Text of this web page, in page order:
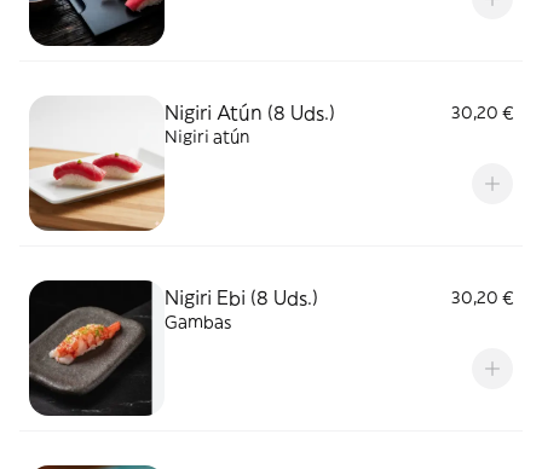
Nigiri Atún (8 Uds.)
30,20 €
Nigiri atún
Nigiri Ebi (8 Uds.)
30,20 €
Gambas